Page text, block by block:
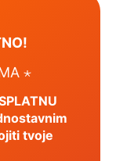
⋆
tvoje